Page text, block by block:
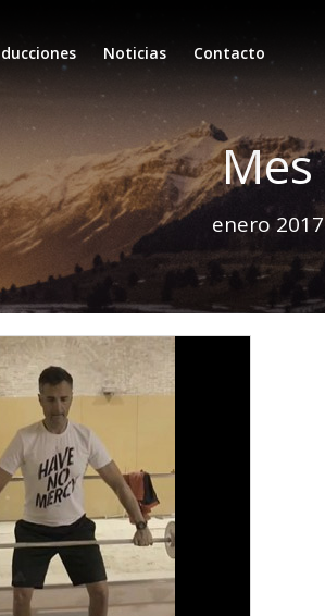
Noticias Contacto
Mes
enero 2017